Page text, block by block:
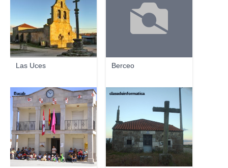
Las Uces Berceo
Bacab clasedeinformatica